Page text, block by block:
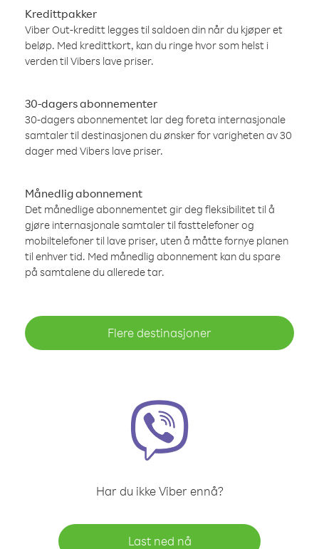
Kredittpakker
Viber Out-kreditt legges til saldoen din når du kjøper et
beløp. Med kredittkort, kan du ringe hvor som helst i
verden til Vibers lave priser.
30-dagers abonnementer
30-dagers abonnementet lar deg foreta internasjonale
samtaler til destinasjonen du ønsker for varigheten av 30
dager med Vibers lave priser.
Månedlig abonnement
Det månedlige abonnementet gir deg fleksibilitet til å
gjøre internasjonale samtaler til fasttelefoner og
mobiltelefoner til lave priser, uten å måtte fornye planen
til enhver tid. Med månedlig abonnement kan du spare
på samtalene du allerede tar.
Flere destinasjoner
Har du ikke Viber ennå?
Last ned nå